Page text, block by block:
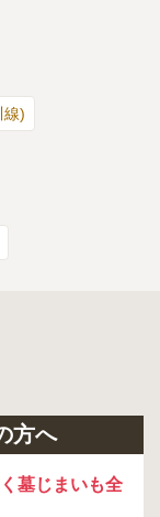
線)
方へ
墓じまいも全